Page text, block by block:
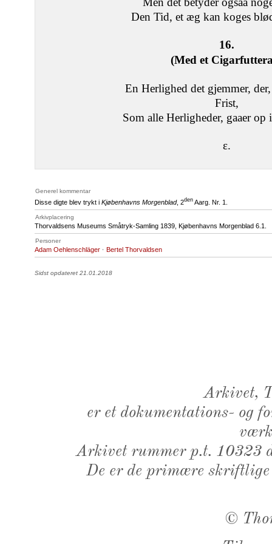
Den Tid, et æg kan koges
16.
(Med et
En Herlighed det gjemmer,
Frist,
Som alle Herligheder, gaaer op
ε.
Generel kommentar
Disse digte blev trykt i Kjøbenhavns Morgenblad, 2den Aarg. Nr. 1.
Arkivplacering
Thorvaldsens Museums Småtryk-Samling 1839, Kjøbenhavns Morgenblad 6.1.
Personer
Adam Oehlenschläger · Bertel Thorvaldsen
Sidst opdateret 21.01.2018
Arkivet,
er et dokumentations- og
Arkivet rummer p.t. 10323
De er de primære
©